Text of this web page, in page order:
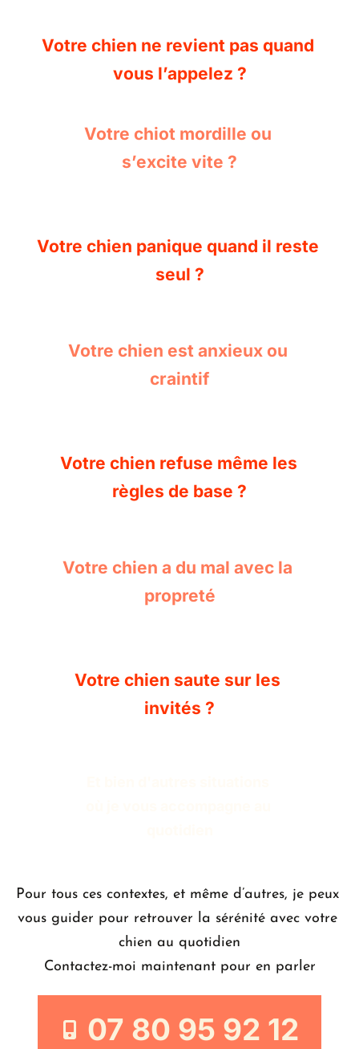
Votre chien ne revient pas quand
vous l’appelez ?
Votre chiot mordille ou
s’excite vite ?
Votre chien panique quand il reste
seul ?
Votre chien est anxieux ou
craintif
Votre chien refuse même les
règles de base ?
Votre chien a du mal avec la
propreté
Votre chien saute sur les
invités ?
Pour tous ces contextes, et même d’autres, je peux
vous guider pour retrouver la sérénité avec votre
chien au quotidien
Contactez-moi maintenant pour en parler
07 80 95 92 12